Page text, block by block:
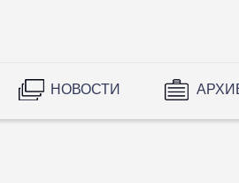
НОВОСТИ